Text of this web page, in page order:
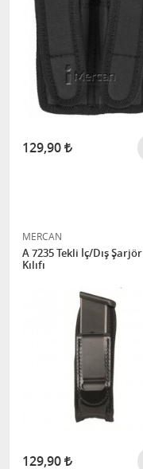
129,90
MERCAN
A 7235 Tekli İç/Dış Şarjör
Kılıfı
129,90